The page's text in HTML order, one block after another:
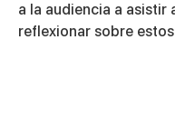
a la audiencia a asistir
reflexionar sobre